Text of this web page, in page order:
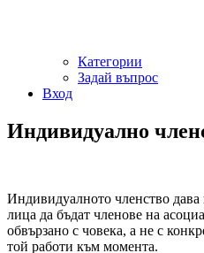
Категории
Задай въпрос
Вход
Индивидуално
Индивидуалното членство
лица да бъдат членове на
обвързано с човека, а не с
той работи към момента.